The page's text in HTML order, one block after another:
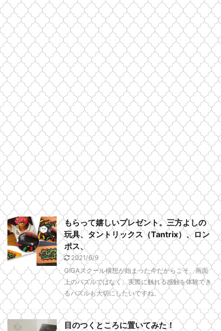
もらって嬉しいプレゼント。三方よしの
玩具、タントリックス（Tantrix）、ロン
ポス、
2021/6/9
GIGAスクール構想が始まった今だからこそ、画面
上のパズルではなく、実際に触れる感触を体験でき
るパズルも大切にしたいですね。
目のつくところに置いてみた！